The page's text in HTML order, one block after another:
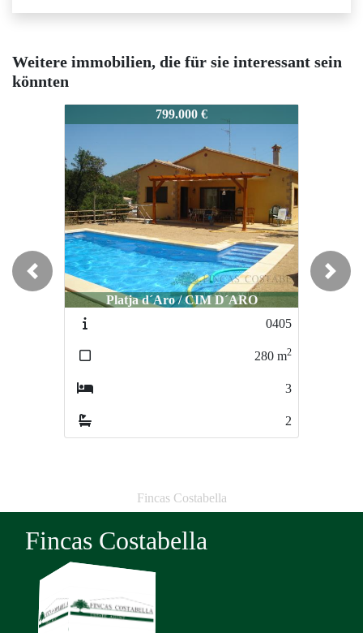
Weitere immobilien, die für sie interessant sein
könnten
Platja d´Aro / CIM D´ARO
899.000 €
Platja d´Aro / Urbanización Mas Ros
5067
526m
Previous Next
Fincas Costabella
Fincas Costabella